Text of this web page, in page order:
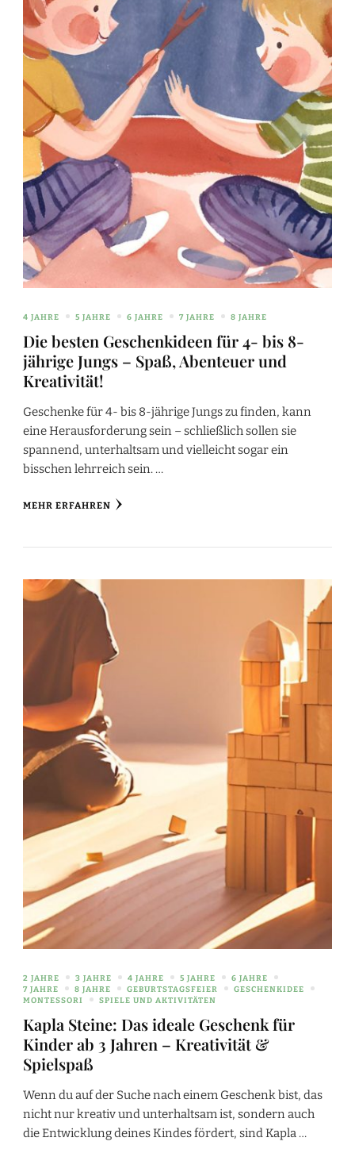
4 JAHRE 5 JAHRE 6 JAHRE 7 JAHRE 8 JAHRE
Die besten Geschenkideen für 4- bis 8-
jährige Jungs – Spaß, Abenteuer und
Kreativität!
Geschenke für 4- bis 8-jährige Jungs zu finden, kann
eine Herausforderung sein – schließlich sollen sie
spannend, unterhaltsam und vielleicht sogar ein
bisschen lehrreich sein. …
MEHR ERFAHREN
2 JAHRE 3 JAHRE 4 JAHRE 5 JAHRE
6 JAHRE
7 JAHRE
8 JAHRE GEBURTSTAGSFEIER
GESCHENKIDEE
MONTESSORI
SPIELE UND AKTIVITÄTEN
Kapla Steine: Das ideale Geschenk für
Kinder ab 3 Jahren – Kreativität &
Spielspaß
Wenn du auf der Suche nach einem Geschenk bist, das
nicht nur kreativ und unterhaltsam ist, sondern auch
die Entwicklung deines Kindes fördert, sind Kapla …